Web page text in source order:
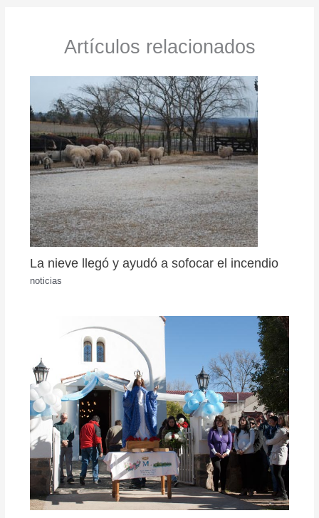
Artículos relacionados
La nieve llegó y ayudó a sofocar el incendio
noticias